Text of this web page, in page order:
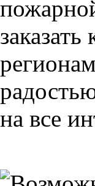
на все